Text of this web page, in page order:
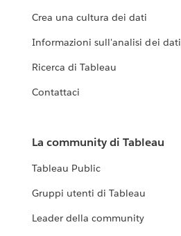
Crea una cultura dei dati
Informazioni sull'analisi dei dati
Ricerca di Tableau
Contattaci
La community di Tableau
Tableau Public
Gruppi utenti di Tableau
Leader della community